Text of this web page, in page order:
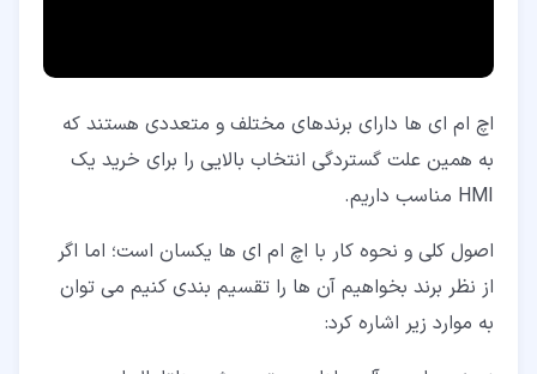
اچ ام ای ها دارای برندهای مختلف و متعددی هستند که
به همین علت گستردگی انتخاب بالایی را برای خرید یک
HMI مناسب داریم.
اصول کلی و نحوه کار با اچ ام ای ها یکسان است؛ اما اگر
از نظر برند بخواهیم آن ها را تقسیم بندی کنیم می توان
به موارد زیر اشاره کرد: